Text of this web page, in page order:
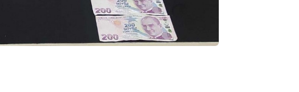
Valla tren kactj gitti.Uysali devirmwk icin
elinizden ne geliyosa Chp ile kendi partiniz
aleyhine calistiniz.Becerdinizde Adami alasa
ettiniz.Sonuc... DEVAMI